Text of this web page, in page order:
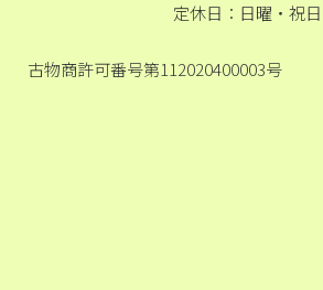
定休日：日曜・祝日
古物商許可番号第112020400003号